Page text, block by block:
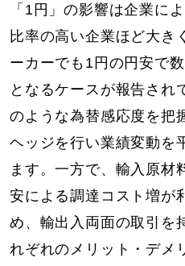
「1円」の影響は企業に
比率の高い企業ほど大き
ーカーでも1円の円安で
となるケースが報告され
のような為替感応度を把
ヘッジを行い業績変動を
ます。一方で、輸入原材
安による調達コスト増が
め、輸出入両面の取引を
れぞれのメリット・デメ